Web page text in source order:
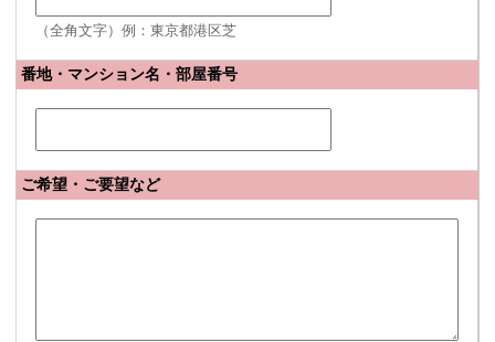
（全角文字）例：東京都港区芝
番地・マンション名・部屋番号
ご希望・ご要望など